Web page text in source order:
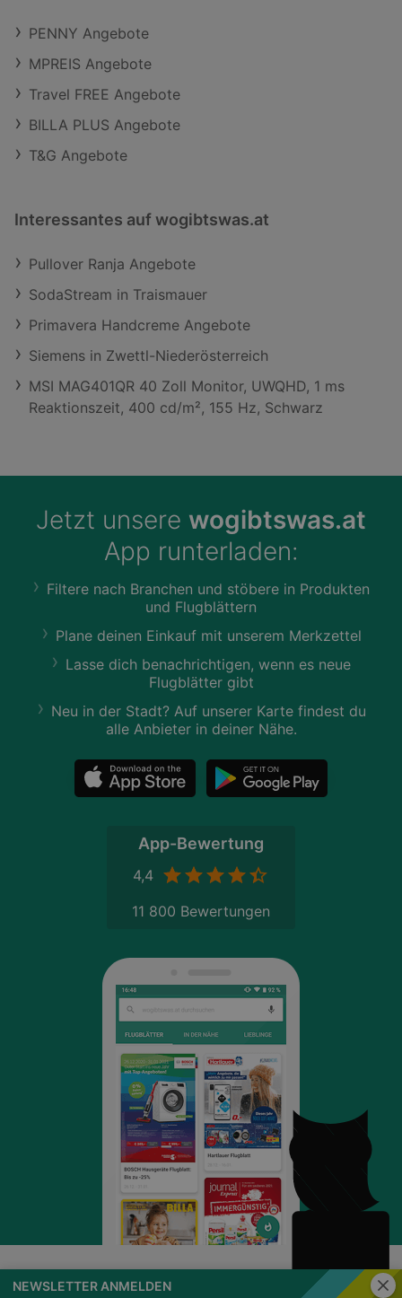
NEWSLETTER ANMELDEN
PENNY Angebote
MPREIS Angebote
Travel FREE Angebote
BILLA PLUS Angebote
T&G Angebote
Interessantes auf wogibtswas.at
Pullover Ranja Angebote
SodaStream in Traismauer
Primavera Handcreme Angebote
Siemens in Zwettl-Niederösterreich
MSI MAG401QR 40 Zoll Monitor, UWQHD, 1 ms
Reaktionszeit, 400 cd/m², 155 Hz, Schwarz
Jetzt unsere wogibtswas.at
App runterladen:
Filtere nach Branchen und stöbere in Produkten
und Flugblättern
Plane deinen Einkauf mit unserem Merkzettel
Lasse dich benachrichtigen, wenn es neue
Flugblätter gibt
Neu in der Stadt? Auf unserer Karte findest du
alle Anbieter in deiner Nähe.
App-Bewertung
4,4
11 800 Bewertungen
wogibtswas.at Impressum